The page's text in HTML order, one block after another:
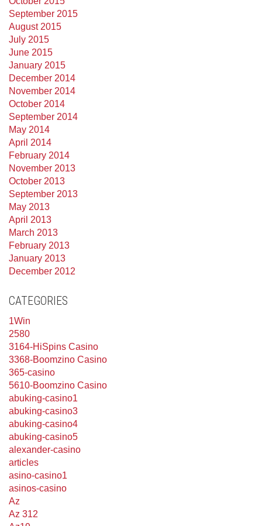
September 2015
August 2015
July 2015
June 2015
January 2015
December 2014
November 2014
October 2014
September 2014
May 2014
April 2014
February 2014
November 2013
October 2013
September 2013
May 2013
April 2013
March 2013
February 2013
January 2013
December 2012
CATEGORIES
1Win
2580
3164-HiSpins Casino
3368-Boomzino Casino
365-casino
5610-Boomzino Casino
abuking-casino1
abuking-casino3
abuking-casino4
abuking-casino5
alexander-casino
articles
asino-casino1
asinos-casino
Az
Az 312